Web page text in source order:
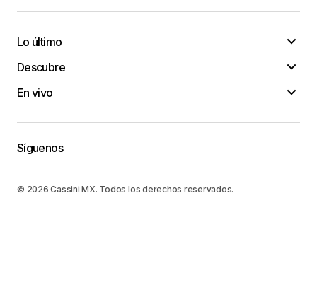
Lo último
Descubre
En vivo
Síguenos
© 2026 Cassini MX. Todos los derechos reservados.